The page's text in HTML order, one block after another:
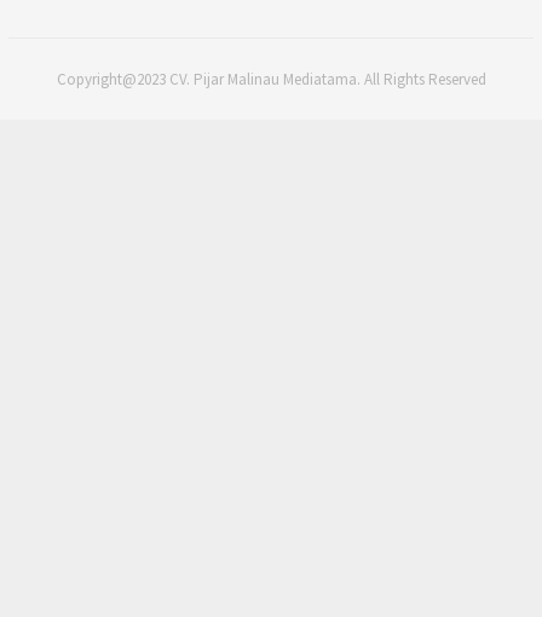
Copyright@2023 CV. Pijar Malinau Mediatama. All Rights Reserved